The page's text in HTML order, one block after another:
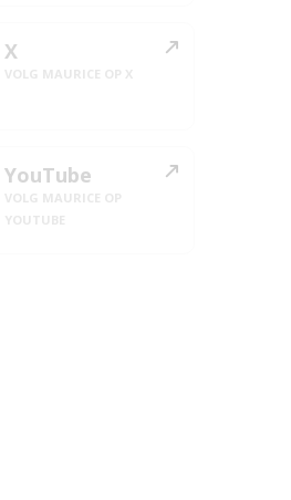
X
YouTube